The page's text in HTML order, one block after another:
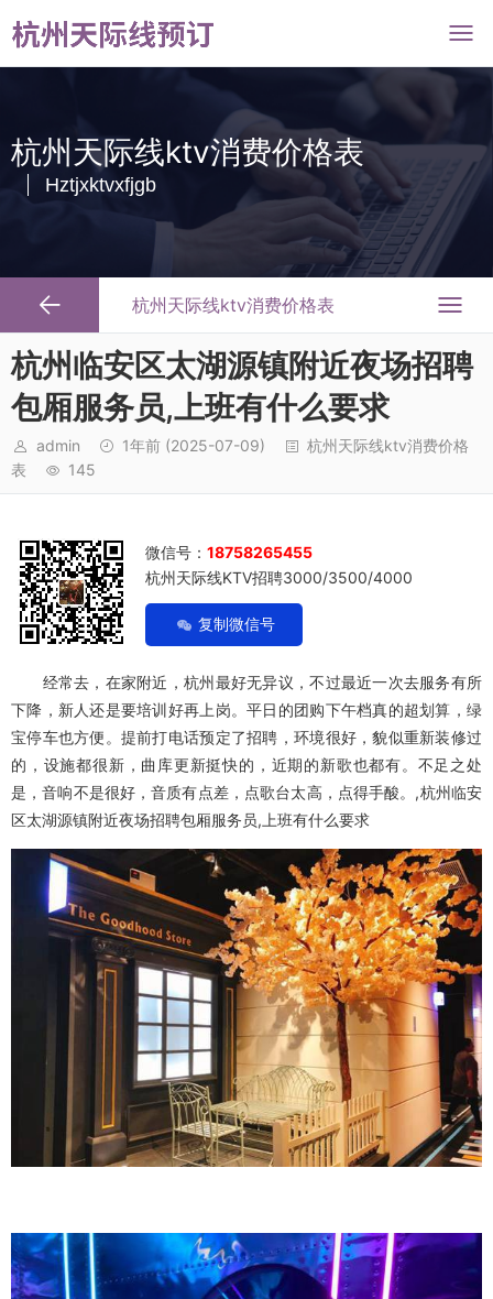
杭州天际线ktv消费价格表
Hztjxktvxfjgb
杭州天际线ktv消费价格表
杭州临安区太湖源镇附近夜场招聘
包厢服务员,上班有什么要求
admin 1年前 (2025-07-09)
杭州天际线ktv消费价格
表
145
微信号： 18758265455
杭州天际线KTV招聘3000/3500/4000
复制微信号
经常去，在家附近，杭州最好无异议，不过最近一次去服务有所
下降，新人还是要培训好再上岗。平日的团购下午档真的超划算，绿
宝停车也方便。提前打电话预定了招聘，环境很好，貌似重新装修过
的，设施都很新，曲库更新挺快的，近期的新歌也都有。不足之处
是，音响不是很好，音质有点差，点歌台太高，点得手酸。,杭州临安
区太湖源镇附近夜场招聘包厢服务员,上班有什么要求